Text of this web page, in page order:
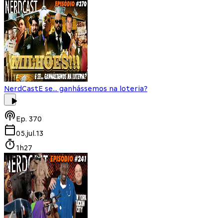
NerdCastE se... ganhássemos na loteria?
Ep. 370
05.jul.13
1h27